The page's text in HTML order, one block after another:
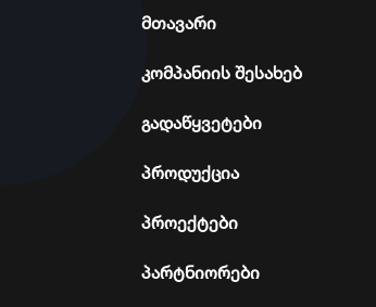
მთავარი
კომპანიის შესახებ
გადაწყვეტები
პროდუქცია
პროექტები
პარტნიორები